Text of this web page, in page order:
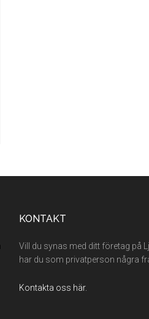
KONTAKT
Vill du synas med ditt företag på
har du som privatperson några
Kontakta oss här.